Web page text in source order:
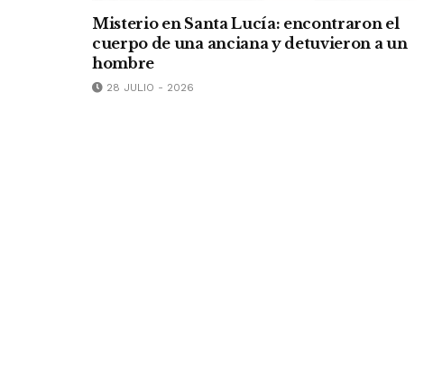
Misterio en Santa Lucía: encontraron el
cuerpo de una anciana y detuvieron a un
hombre
28 JULIO - 2026